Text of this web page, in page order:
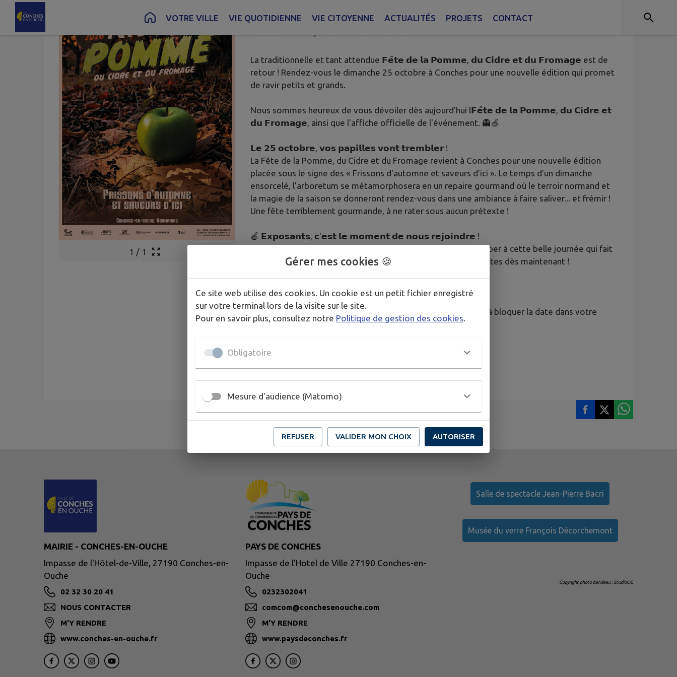
Contenu Pied de page
VOTRE VILLE VIE QUOTIDIENNE VIE CITOYENNE ACTUALITÉS PROJETS CONTACT
1 / 1
VOUS ! 📅
La traditionnelle et tant attendue 𝗙𝗲̂𝘁𝗲 𝗱𝗲 𝗹𝗮 𝗣𝗼𝗺𝗺𝗲, 𝗱𝘂 𝗖𝗶𝗱𝗿𝗲 𝗲𝘁 𝗱𝘂 𝗙𝗿𝗼𝗺𝗮𝗴𝗲 est de
retour ! Rendez-vous le dimanche 25 octobre à Conches pour une nouvelle édition qui promet
de ravir petits et grands.
Nous sommes heureux de vous dévoiler dès aujourd'hui l𝗙𝗲̂𝘁𝗲 𝗱𝗲 𝗹𝗮 𝗣𝗼𝗺𝗺𝗲, 𝗱𝘂 𝗖𝗶𝗱𝗿𝗲 𝗲𝘁
𝗱𝘂 𝗙𝗿𝗼𝗺𝗮𝗴𝗲, ainsi que l'affiche officielle de l'événement. 👻🍏
𝗟𝗲 𝟮𝟱 𝗼𝗰𝘁𝗼𝗯𝗿𝗲, 𝘃𝗼𝘀 𝗽𝗮𝗽𝗶𝗹𝗹𝗲𝘀 𝘃𝗼𝗻𝘁 𝘁𝗿𝗲𝗺𝗯𝗹𝗲𝗿 !
La Fête de la Pomme, du Cidre et du Fromage revient à Conches pour une nouvelle édition
placée sous le signe des « Frissons d'automne et saveurs d'ici ». Le temps d'un dimanche
ensorcelé, l’arboretum se métamorphosera en un repaire gourmand où le terroir normand et
la magie de la saison se donneront rendez-vous dans une ambiance à faire saliver... et frémir !
Une fête terriblement gourmande, à ne rater sous aucun prétexte !
🍎 𝗘𝘅𝗽𝗼𝘀𝗮𝗻𝘁𝘀, 𝗰'𝗲𝘀𝘁 𝗹𝗲 𝗺𝗼𝗺𝗲𝗻𝘁 𝗱𝗲 𝗻𝗼𝘂𝘀 𝗿𝗲𝗷𝗼𝗶𝗻𝗱𝗿𝗲 !
Vous êtes producteur, artisan ou créateur et souhaitez participer à cette belle journée qui fait
la richesse de notre événement ? Les candidatures sont ouvertes dès maintenant !
N'attendez plus pour réserver votre place… et vous, pensez à bloquer la date dans votre
agenda ! 📅
MAIRIE - CONCHES-EN-OUCHE
Impasse de l'Hôtel-de-Ville, 27190 Conches-en-
Ouche
02 32 30 20 41
NOUS CONTACTER
M'Y RENDRE
www.conches-en-ouche.fr
PAYS DE CONCHES
Impasse de l'Hotel de Ville 27190 Conches-en-
Ouche
0232302041
comcom@conchesenouche.com
M'Y RENDRE
www.paysdeconches.fr
Salle de spectacle Jean-Pierre Bacri
Musée du verre François Décorchemont
Copyright photo bandeau : StudioOG
Gérer mes cookies 🍪
Ce site web utilise des cookies. Un cookie est un petit fichier enregistré
sur votre terminal lors de la visite sur le site.
Pour en savoir plus, consultez notre Politique de gestion des cookies
Obligatoire
Mesure d'audience (Matomo)
REFUSER VALIDER MON CHOIX AUTORISER